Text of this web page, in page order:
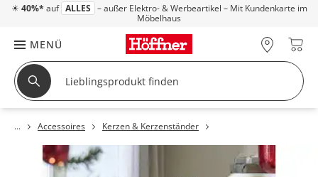
☀ 40%* auf ALLES – außer Elektro- & Werbeartikel – Mit Kundenkarte im
Möbelhaus
MENÜ
Accessoires Kerzen & Kerzenständer